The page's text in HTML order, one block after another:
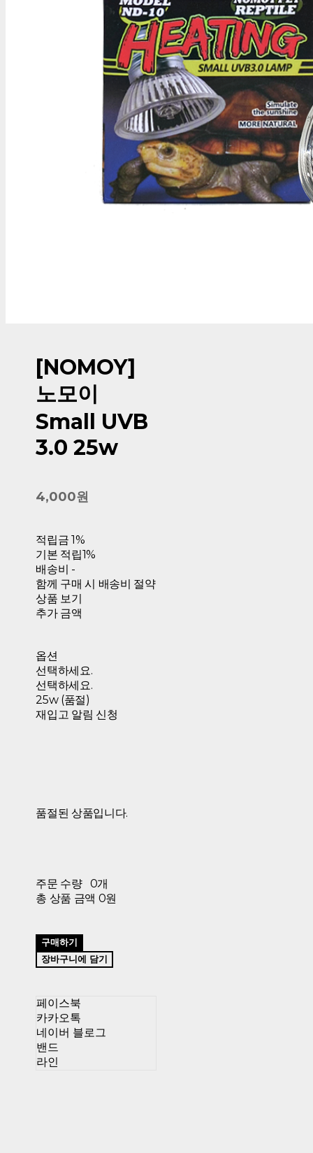
[NOMOY]
노모이
Small UVB
3.0 25w
4,000원
적립금 1%
기본 적립1%
배송비 -
함께 구매 시 배송비 절약
상품 보기
추가 금액
옵션
선택하세요.
선택하세요.
25w (품절)
재입고 알림 신청
품절된 상품입니다.
주문 수량
0개
총 상품 금액 0원
구매하기
장바구니에 담기
페이스북
카카오톡
네이버 블로그
밴드
라인